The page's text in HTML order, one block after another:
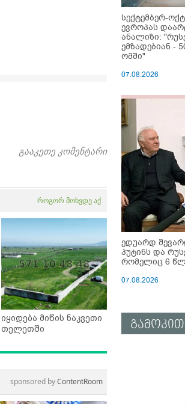
გააკეთე კომენტარი
როგორ მოხვდე აქ
იყიდება მიწის ნაკვეთი
თელეთში
sponsored byContentRoom
სექტემბერ-
ევროპას
ანალიზი:
ემზადებიან -
ომში"
07.08.2026
ედუარდ
პუტინს და
რომელიც 6
07.08.2026